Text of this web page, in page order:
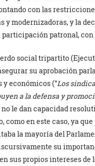
con las
y modernizadoras, y la
patronal,
social tripartito
su aprobación
y económicos (“Los
a la defensa y
no le dan capacidad
como en este caso, ya
la mayoría del
su
sus propios intereses